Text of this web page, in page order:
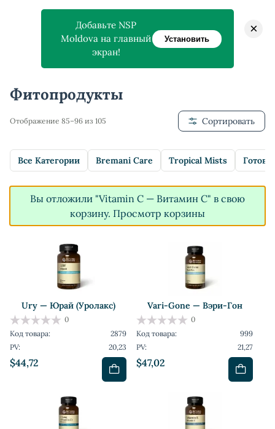
Главная > Магазин > Фитопродукты
Фитопродукты
Отображение 85–96 из 105 Сортировать
Все Категории Bremani Care Tropical Mists
Вы отложили "Vitamin C — Витамин C" в свою
корзину. Просмотр корзины
Ury — Юрай (Уролакс)
$44,72
0
Код товара:
2879
PV:
20,23
Vari-Gone — Вэри-Гон
$47,02
0
Код товара:
999
PV:
21,27
Добавьте NSP
Moldova на главный
экран!
Установить
×